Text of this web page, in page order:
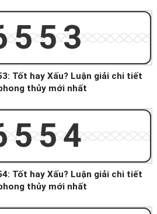
Tốt hay Xấu? Luận giải chi tiết
thủy mới nhất
Tốt hay Xấu? Luận giải chi tiết
thủy mới nhất